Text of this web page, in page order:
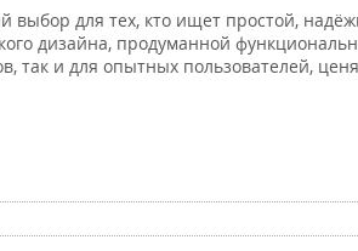
выбор для тех, кто ищет простой,
дизайна, продуманной
так и для опытных пользователей,